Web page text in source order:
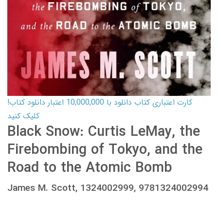
کارت اعتباری کتاب دانلود با 10,000,000 اعتبار دانلود کتاب!
کلیک کنید
Black Snow: Curtis LeMay, the
Firebombing of Tokyo, and the
Road to the Atomic Bomb
James M. Scott, 1324002999, 9781324002994